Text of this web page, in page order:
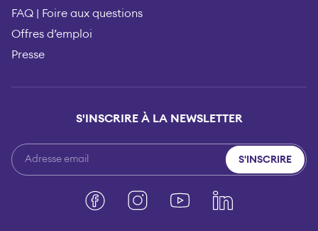
FAQ | Foire aux questions
Offres d’emploi
Presse
S'INSCRIRE À LA NEWSLETTER
S'INSCRIRE
FacebookInstagramYouTubeLinkedIn